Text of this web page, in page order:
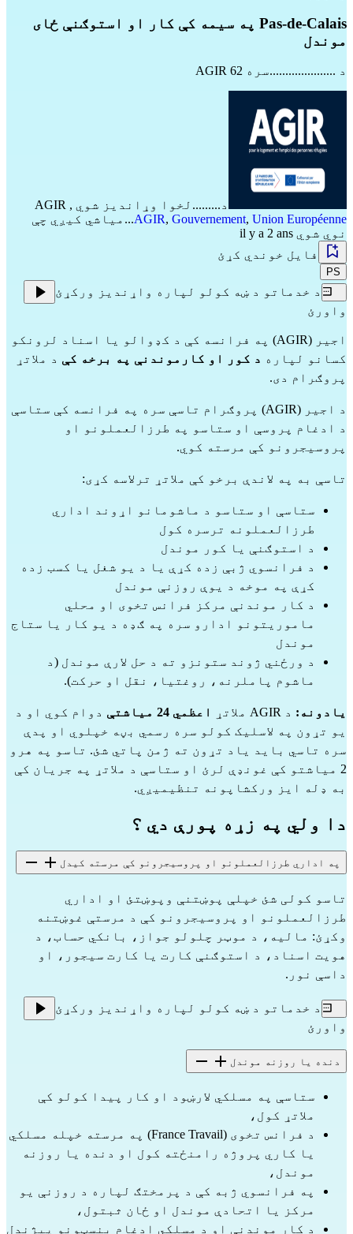
Pas-de-Calais په سیمه کې کار او استوګنې ځای
موندل
د .....................سره AGIR 62
د.........لخوا وړاندیز شوي AGIR ,
AGIR, Gouvernement, Union Européenne
...میاشي کیږي چې
نوي شوي il y a 2 ans
فایل خوندي کړئ
PS
د خدماتو د ښه کولو لپاره واړندیز ورکړئ
واورئ
اجیر (AGIR) په فرانسه کې د کډوالو یا اسناد لرونکو
کسانو لپاره د کور او کارموندنې په برخه کې د ملاتړ
پروګرام دی.
د اجیر (AGIR) پروګرام تاسې سره په فرانسه کې ستاسې
د ادغام پروسې او ستاسو په طرزالعملونو او
پروسیجرونو کې مرسته کوي.
تاسې به په لاندې برخو کې ملاتړ ترلاسه کړی:
ستاسې او ستاسو د ماشومانو اړوند اداري
طرزالعملونه ترسره کول
د استوګنې یا کور موندل
د فرانسوي ژبې زده کړې یا د یو شغل یا کسب زده
کړې په موخه د یوې روزنې موندل
د کار موندنې مرکز فرانس تخوی او محلي
ماموریتونو ادارو سره په ګډه د یو کار یا ستاج
موندل
د ورځني ژوند ستونزو ته د حل لارې موندل (د
ماشوم پاملرنه، روغتیا، نقل او حرکت).
یادونه: د AGIR ملاتړ اعظمي 24 میاشتې
دوام کوي او د
یو تړون په لاسلیک کولو سره رسمي بڼه خپلوي او پدې
سره تاسي باید یاد تړون ته ژمن پاتي شئ. تاسو په هرو
2 میاشتو کې غونډې لرئ او ستاسې د ملاتړ په جریان کې
به ډله ایز ورکشاپونه تنظیمیږي.
دا ولي په زړه پورې دي ؟
په اداري طرزالعملونو او پروسیجرونو کې مرسته کیدل
تاسو کولی شئ خپلې پوښتنې وپوښتئ او اداري
طرزالعملونو او پروسیجرونو کې د مرستې غوښتنه
وکړئ: مالیه، د موټر چلولو جواز، بانکي حساب، د
هویت اسناد، د استوګنې کارت یا کارت سیجور، او
داسې نور.
د خدماتو د ښه کولو لپاره واړندیز ورکړئ
واورئ
دنده یا روزنه موندل
ستاسې په مسلکي لارښود او کار پیدا کولو کې
ملاتړ کول،
د فرانس تخوی (France Travail) په مرسته خپله مسلکي
یا کاري پروژه رامنځته کول او دنده یا روزنه
موندل،
په فرانسوي ژبه کې د پرمختګ لپاره د روزنې یو
مرکز یا اتحادې موندل او ځان ثبتول،
د کار موندنې او د مسلکي ادغام بنسټونو پیژندل